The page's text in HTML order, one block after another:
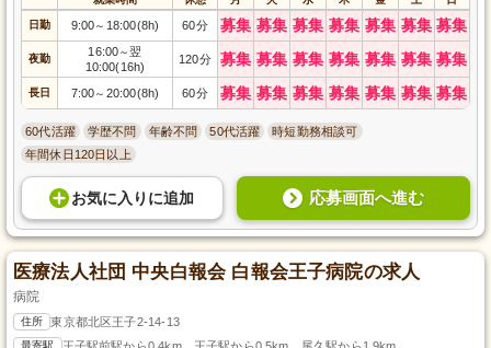
日勤 9:00～ 18:00(8h) 60分 募集 募集 募集 募集 募集 募集 募集
夜勤
16:00～翌
10:00(16h)
120分 募集 募集 募集 募集 募集 募集 募集
長日 7:00～ 20:00(8h) 60分 募集 募集 募集 募集 募集 募集 募集
60代活躍 学歴不問 年齢不問 50代活躍
時短勤務相談可
年間休日120日以上
お気に入り に追加 応募画面へ進む
医療法人社団 中央白報会 白報会王子病院の求人
病院
住所 東京都北区王子2-14-13
最寄駅